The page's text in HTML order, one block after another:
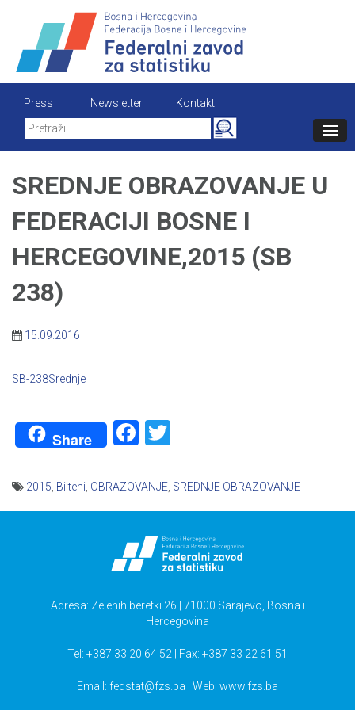
content
Press Newsletter
Kontakt
Search
for:
SREDNJE OBRAZOVANJE U
FEDERACIJI BOSNE I
HERCEGOVINE,2015 (SB
238)
15.09.2016
SB-238Srednje
Share Facebook
2015 Bilteni OBRAZOVANJE SREDNJE OBRAZOVANJE
Adresa: Zelenih beretki 26 | 71000 Sarajevo, Bosna i
Hercegovina
Tel: +387 33 20 64 52 | Fax: +387 33 22 61 51
Email: fedstat@fzs.ba | Web: www.fzs.ba